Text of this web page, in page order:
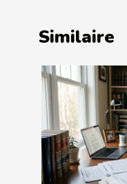
Similaire